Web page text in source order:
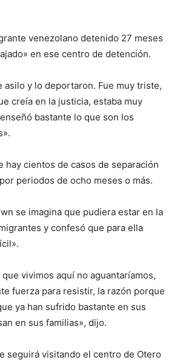
venezolano detenido 27 meses
en ese centro de detención.
asilo y lo deportaron. Fue muy triste,
creía en la justicia, estaba muy
bastante lo que son los
hay cientos de casos de separación
periodos de ocho meses o más.
se imagina que pudiera estar en la
y confesó que para ella
vivimos aquí no aguantaríamos,
fuerza para resistir, la razón porque
ya han sufrido bastante en sus
en sus familias», dijo.
seguirá visitando el centro de Otero